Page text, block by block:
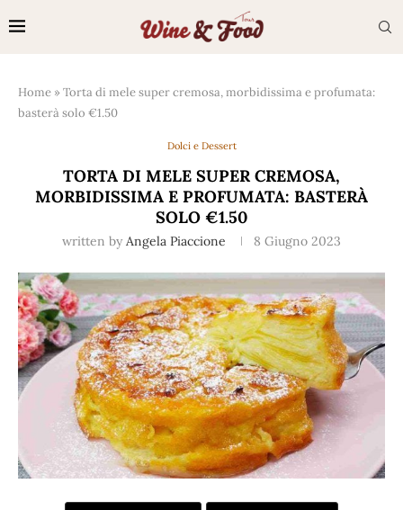
Home »Torta di mele super cremosa, morbidissima e profumata:
basterà solo €1.50
Dolci e Dessert
TORTA DI MELE SUPER CREMOSA,
MORBIDISSIMA E PROFUMATA: BASTERÀ
SOLO €1.50
written by Angela Piaccione 8 Giugno 2023